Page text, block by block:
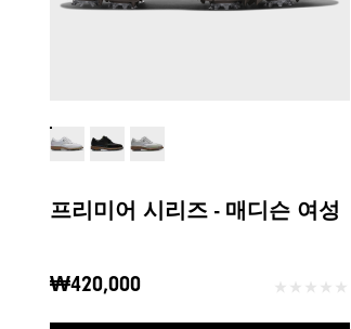
프리미어 시리즈 - 매디슨 여성
₩420,000